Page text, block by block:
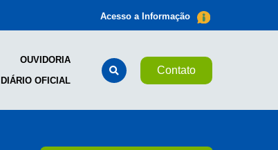
Acesso a Informação
OUVIDORIA
DIÁRIO OFICIAL
Contato